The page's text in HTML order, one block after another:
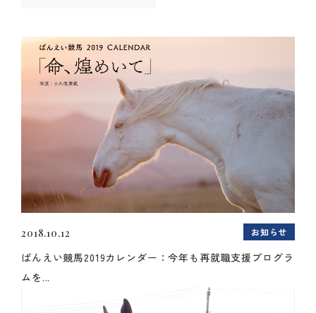
2018.10.12 お知らせ
ばんえい競馬2019カレンダー：今年も再就職支援プログラ
ムを...